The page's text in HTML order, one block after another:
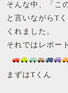
そんな中、「こ
と言いながらT
くれました。
それではレポー
まずはTくん